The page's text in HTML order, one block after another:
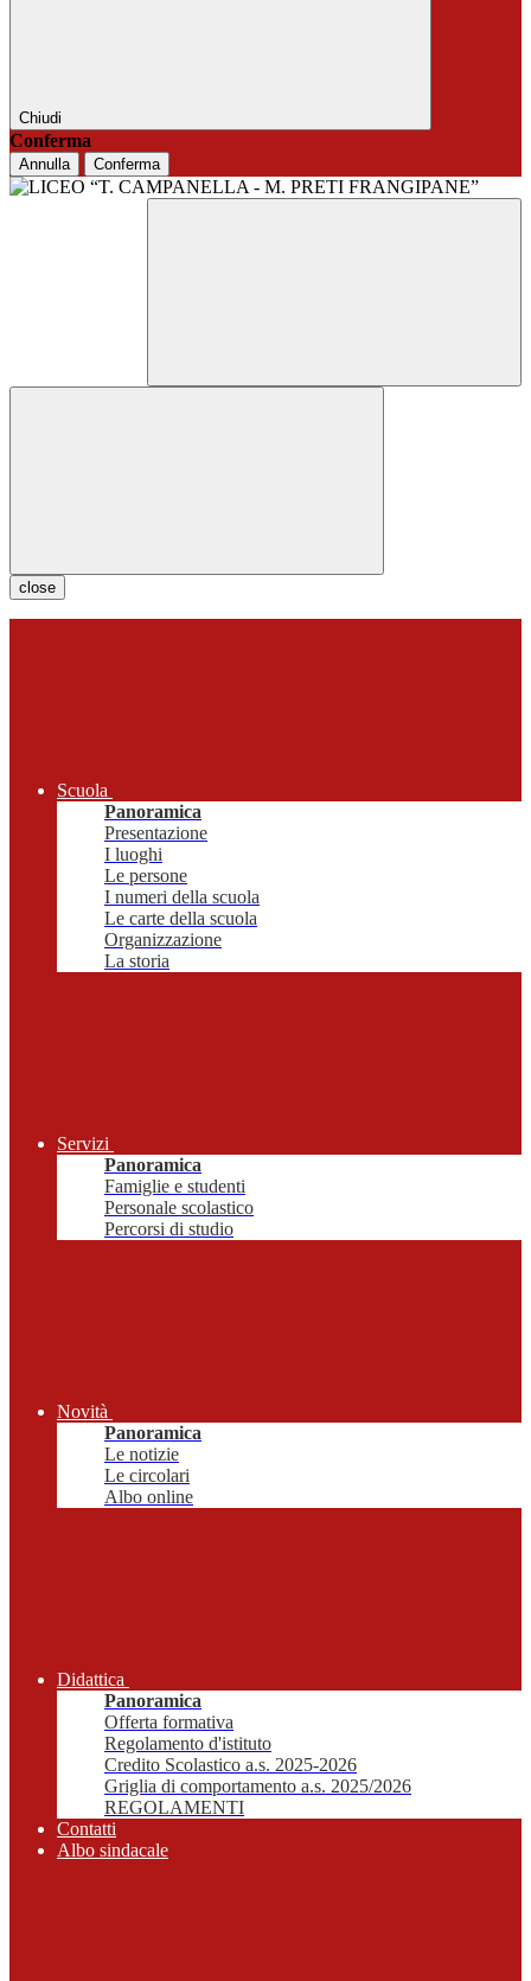
Chiudi
Conferma
Annulla Conferma
close
Scuola
Panoramica
Presentazione
I luoghi
Le persone
I numeri della scuola
Le carte della scuola
Organizzazione
La storia
Servizi
Panoramica
Famiglie e studenti
Personale scolastico
Percorsi di studio
Novità
Panoramica
Le notizie
Le circolari
Albo online
Didattica
Panoramica
Offerta formativa
Regolamento d'istituto
Credito Scolastico a.s. 2025-2026
Griglia di comportamento a.s. 2025/2026
REGOLAMENTI
Contatti
Albo sindacale